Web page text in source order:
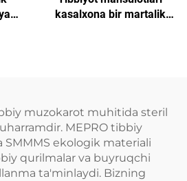
kasalxona bir martalik
muzokarot muhitida steril
MEPRO tibbiy
SMMMS ekologik materiali
qurilmalar va buyruqchi
ta'minlaydi. Bizning